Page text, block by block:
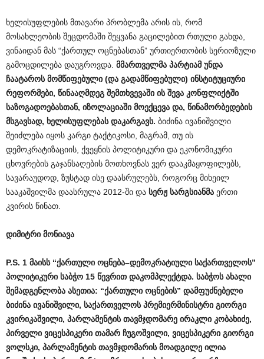
ხელისუფლების მთავარი პრობლემა არის ის, რომ
მოსახლეობის შეცდომაში შეყვანა გაცილებით რთული გახდა,
ვინაიდან მას “ქართულ ოცნებასთან” ურთიერთობის სერიოზული
გამოცდილება დაუგროვდა. მმართველმა პარტიამ უნდა
ჩაატაროს მომწიფებული (და გადამწიფებული) ინსტიტუციური
რეფორმები, წინააღმდეგ შემთხვევაში ის შევა კონფლიქტში
საზოგადოებასთან, იზოლაციაში მოექცევა და, წინამორბედების
მსგავსად, ხელისუფლებას დაკარგავს. ბიძინა ივანიშვილი
შეიძლება იყოს კარგი ტაქტიკოსი, მაგრამ, თუ ის
დემოკრატიზაციის, ქვეყნის პოლიტიკური და ეკონომიკური
ცხოვრების გაჯანსაღების მოთხოვნას ვერ დააკმაყოფილებს,
სავარაუდოდ, ზუსტად ისე დაასრულებს, როგორც მიხეილ
სააკაშვილმა დაასრულა 2012-ში და სერჟ სარგსიანმა ერთი
კვირის წინათ.
დიმიტრი მონიავა
P.S. 1 მაისს“ქართული ოცნება–დემოკრატიული საქართველოს”
პოლიტიკური საბჭო 15 წევრით დაკომპლექტდა. საბჭოს ახალი
შემადგენლობა ასეთია: “ქართული ოცნების” დამფუძნებელი
ბიძინა ივანიშვილი, საქართველოს პრემიერმინისტრი გიორგი
კვირიკაშვილი, პარლამენტის თავმჯდომარე ირაკლი კობახიძე,
პირველი ვიცესპიკერი თამარ ჩუგოშვილი, ვიცესპიკერი გიორგი
ვოლსკი, პარლამენტის თავმჯდომარის მოადგილე ილია